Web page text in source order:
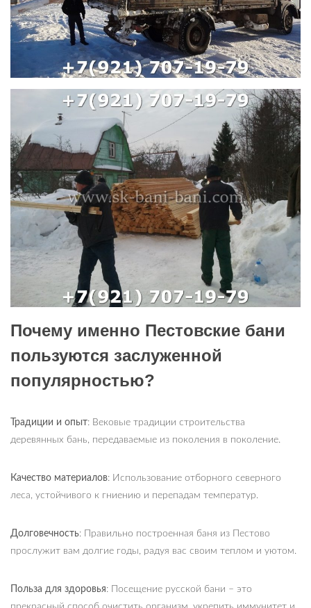
Почему именно Пестовские бани
пользуются заслуженной
популярностью?
Традиции и опыт: Вековые традиции строительства
деревянных бань, передаваемые из поколения в поколение.
Качество материалов: Использование отборного северного
леса, устойчивого к гниению и перепадам температур.
Долговечность: Правильно построенная баня из Пестово
прослужит вам долгие годы, радуя вас своим теплом и уютом.
Польза для здоровья: Посещение русской бани – это